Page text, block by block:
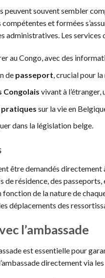
peuvent souvent sembler
et formées
administratives. Les
au Congo, avec des
de passeport , crucial pour
Congolais vivant à
sur la vie en
dans la législation belge.
être demandés directement
résidence, des passeports,
de la nature de
déplacements des
l’ambassade
est essentielle pour
directement via